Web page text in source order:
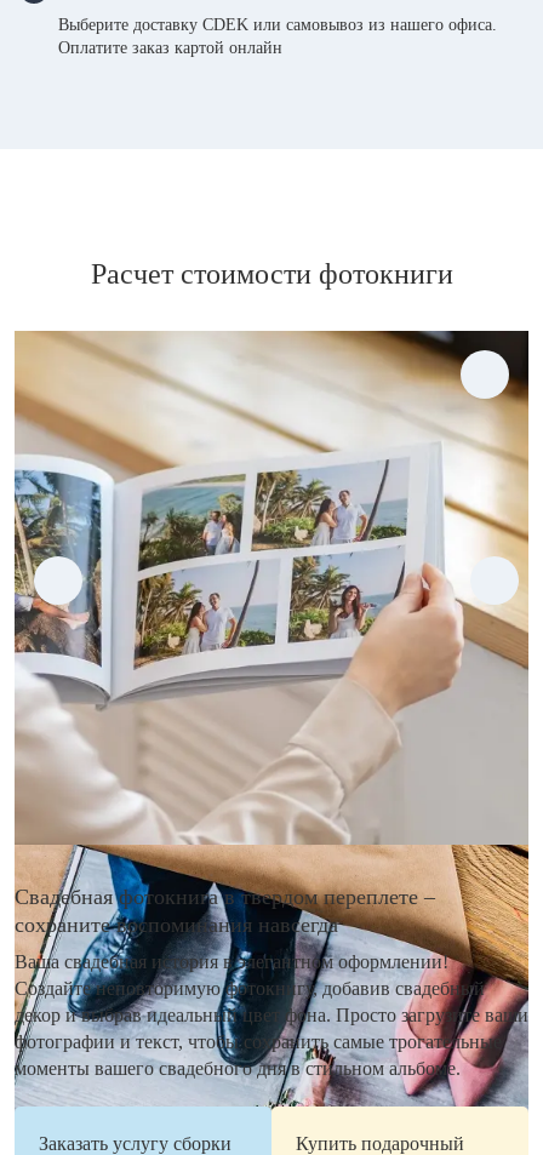
Выберите доставку CDEK или самовывоз из нашего офиса.
Оплатите заказ картой онлайн
Расчет стоимости фотокниги
Свадебная фотокнига в твердом переплете –
сохраните воспоминания навсегда
Ваша свадебная история в элегантном оформлении!
Создайте неповторимую фотокнигу, добавив свадебный
декор и выбрав идеальный цвет фона. Просто загрузите ваши
фотографии и текст, чтобы сохранить самые трогательные
моменты вашего свадебного дня в стильном альбоме.
Заказать услугу сборки
Купить подарочный